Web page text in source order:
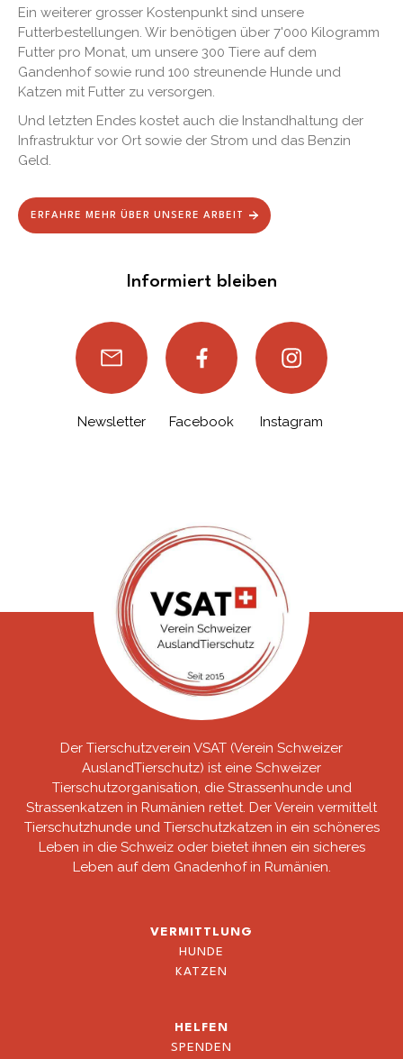
Ein weiterer grosser Kostenpunkt sind unsere
Futterbestellungen. Wir benötigen über 7'000 Kilogramm
Futter pro Monat, um unsere 300 Tiere auf dem
Gandenhof sowie rund 100 streunende Hunde und
Katzen mit Futter zu versorgen.
Und letzten Endes kostet auch die Instandhaltung der
Infrastruktur vor Ort sowie der Strom und das Benzin
Geld.
ERFAHRE MEHR ÜBER UNSERE ARBEIT
Informiert bleiben
Newsletter Facebook Instagram
Der Tierschutzverein VSAT (Verein Schweizer
AuslandTierschutz) ist eine Schweizer
Tierschutzorganisation, die Strassenhunde und
Strassenkatzen in Rumänien rettet. Der Verein vermittelt
Tierschutzhunde und Tierschutzkatzen in ein schöneres
Leben in die Schweiz oder bietet ihnen ein sicheres
Leben auf dem Gnadenhof in Rumänien.
VERMITTLUNG
HUNDE
KATZEN
HELFEN
SPENDEN